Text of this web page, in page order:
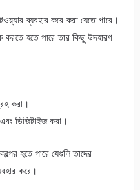
ব্যবহার করে করা যেতে পারে।
হতে পারে তার কিছু উদহারণ
করা।
ডিজিটাইজ করা।
হতে পারে যেগুলি তাদের
করে।